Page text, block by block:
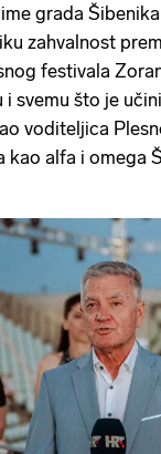
grada
zahvalnost
festivala
i svemu što je
voditeljica
kao alfa i omega